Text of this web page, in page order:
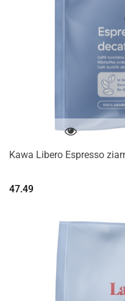
Kawa Libero Espresso
47.49